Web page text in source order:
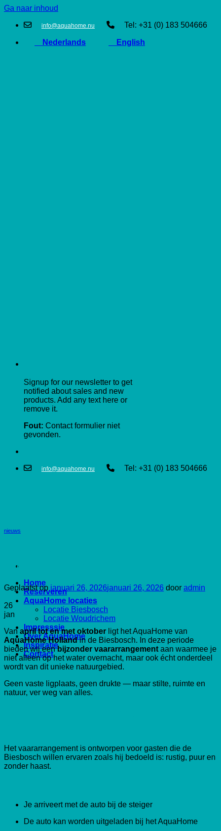
Ga naar inhoud
info@aquahome.nu Tel: +31 (0) 183 504666
Nederlands English
Signup for our newsletter to get
notified about sales and new
products. Add any text here or
remove it.
Fout: Contact formulier niet
gevonden.
info@aquahome.nu Tel: +31 (0) 183 504666
Home
Reserveren
AquaHome locaties
Locatie Biesbosch
Locatie Woudrichem
Impresssie
Over AquaHome
Inspiratie
Contact
nieuws
midden in de natuur
Geplaatst op januari 26, 2026januari 26, 2026 door admin
26
jan
Vanapril tot en met oktober ligt het AquaHome van
AquaHome Hollandin de Biesbosch. In deze periode
bieden wij eenbijzonder vaararrangement aan waarmee je
niet alleen op het water overnacht, maar ook écht onderdeel
wordt van dit unieke natuurgebied.
Geen vaste ligplaats, geen drukte — maar stilte, ruimte en
natuur, ver weg van alles.
Het vaararrangement is ontworpen voor gasten die de
Biesbosch willen ervaren zoals hij bedoeld is: rustig, puur en
zonder haast.
Je arriveert met de auto bij de steiger
De auto kan worden uitgeladen bij het AquaHome